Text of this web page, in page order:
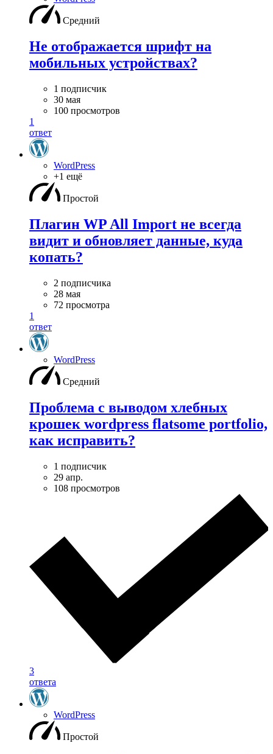
Средний
Не отображается шрифт на
мобильных устройствах?
1 подписчик
30 мая
100 просмотров
1
ответ
WordPress
+1 ещё
Простой
Плагин WP All Import не всегда
видит и обновляет данные, куда
копать?
2 подписчика
28 мая
72 просмотра
1
ответ
WordPress
Средний
Проблема с выводом хлебных
крошек wordpress flatsome portfolio,
как исправить?
1 подписчик
29 апр.
108 просмотров
3
ответа
WordPress
Простой